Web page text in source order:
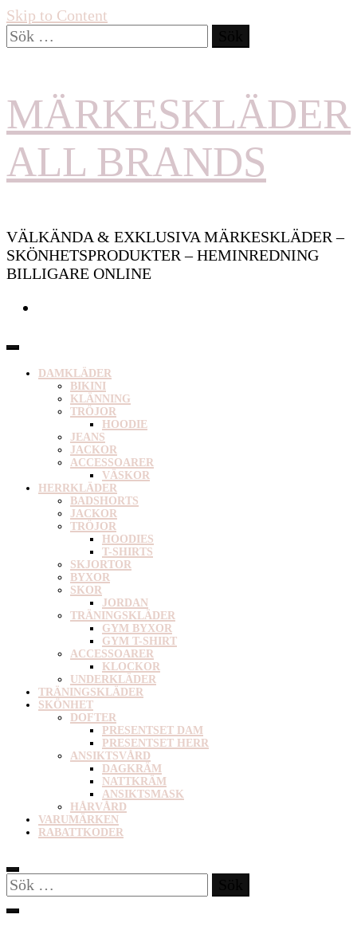
Skip to Content
Sök
efter:
MÄRKESKLÄDER
ALL BRANDS
VÄLKÄNDA & EXKLUSIVA MÄRKESKLÄDER –
SKÖNHETSPRODUKTER – HEMINREDNING
BILLIGARE ONLINE
DAMKLÄDER
BIKINI
KLÄNNING
TRÖJOR
HOODIE
JEANS
JACKOR
ACCESSOARER
VÄSKOR
HERRKLÄDER
BADSHORTS
JACKOR
TRÖJOR
HOODIES
T-SHIRTS
SKJORTOR
BYXOR
SKOR
JORDAN
TRÄNINGSKLÄDER
GYM BYXOR
GYM T-SHIRT
ACCESSOARER
KLOCKOR
UNDERKLÄDER
TRÄNINGSKLÄDER
SKÖNHET
DOFTER
PRESENTSET DAM
PRESENTSET HERR
ANSIKTSVÅRD
DAGKRÄM
NATTKRÄM
ANSIKTSMASK
HÅRVÅRD
VARUMÄRKEN
RABATTKODER
Sök
efter: